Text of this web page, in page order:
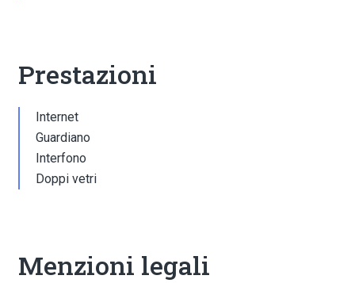
Prestazioni
Internet
Guardiano
Interfono
Doppi vetri
Menzioni legali